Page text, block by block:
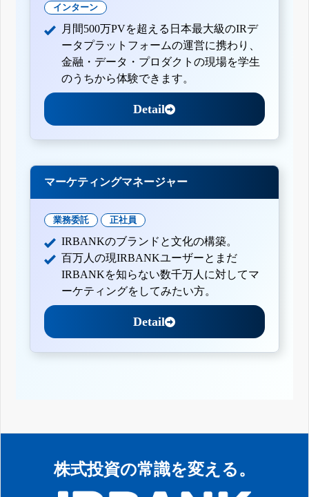
インターン
月間500万PVを超える日本最大級のIRデ
ータプラットフォームの運営に携わり、
金融・データ・プロダクトの現場を学生
のうちから体験できます。
Detail
マーケティングマネージャー
業務委託 正社員
IRBANKのブランドと文化の構築。
百万人の現IRBANKユーザーとまだ
IRBANKを知らない数千万人に対してマ
ーケティングをしてみたい方。
Detail
株式投資の常識を変える。